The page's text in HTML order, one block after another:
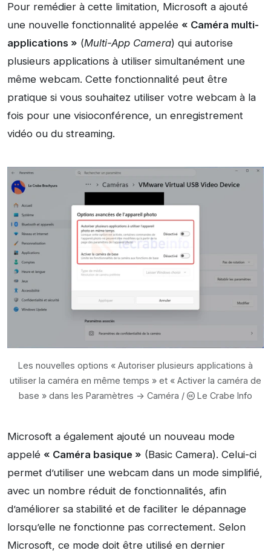
Pour remédier à cette limitation, Microsoft a ajouté
une nouvelle fonctionnalité appelée « Caméra multi-
applications » (Multi-App Camera) qui autorise
plusieurs applications à utiliser simultanément une
même webcam. Cette fonctionnalité peut être
pratique si vous souhaitez utiliser votre webcam à la
fois pour une visioconférence, un enregistrement
vidéo ou du streaming.
Les nouvelles options « Autoriser plusieurs applications à
utiliser la caméra en même temps » et « Activer la caméra de
base » dans les Paramètres -> Caméra /
Le Crabe Info
Microsoft a également ajouté un nouveau mode
appelé « Caméra basique » (Basic Camera). Celui-ci
permet d’utiliser une webcam dans un mode simplifié,
avec un nombre réduit de fonctionnalités, afin
d’améliorer sa stabilité et de faciliter le dépannage
lorsqu’elle ne fonctionne pas correctement. Selon
Microsoft, ce mode doit être utilisé en dernier